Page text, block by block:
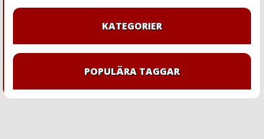
KATEGORIER
POPULÄRA TAGGAR